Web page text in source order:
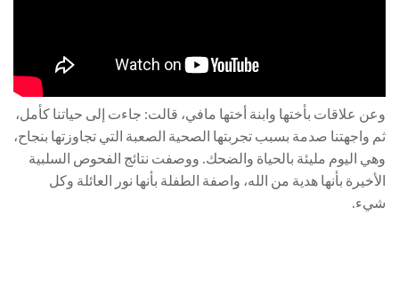
وعن علاقات بأختها وابنة أختها مافي، قالت: جاءت إلى حياتنا كأمل،
ثم واجهتنا صدمة بسبب تجربتها الصحية الصعبة التي تجاوزتها بنجاح،
وهي اليوم مليئة بالحياة والضحك. ووصفت نتائج الفحوص السلبية
الأخيرة بأنها هدية من الله، واصفة الطفلة بأنها نور العائلة وكل
شيء.